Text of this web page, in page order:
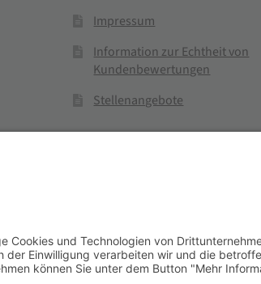
Impressum
Information zur Echtheit von
Kundenbewertungen
Stellenangebote
zuverlässiger Partner im Landhandel für
Die durchgestrichenen Preise entsprechen dem